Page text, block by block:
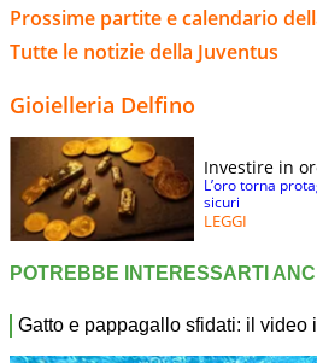
Prossime partite e calendario
Tutte le notizie della Juventus
Gioielleria Delfino
Investire in
L’oro torna
sicuri
LEGGI